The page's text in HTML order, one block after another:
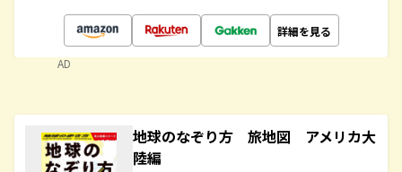
詳細を見る
AD
地球のなぞり方 旅地図 アメリカ大
陸編